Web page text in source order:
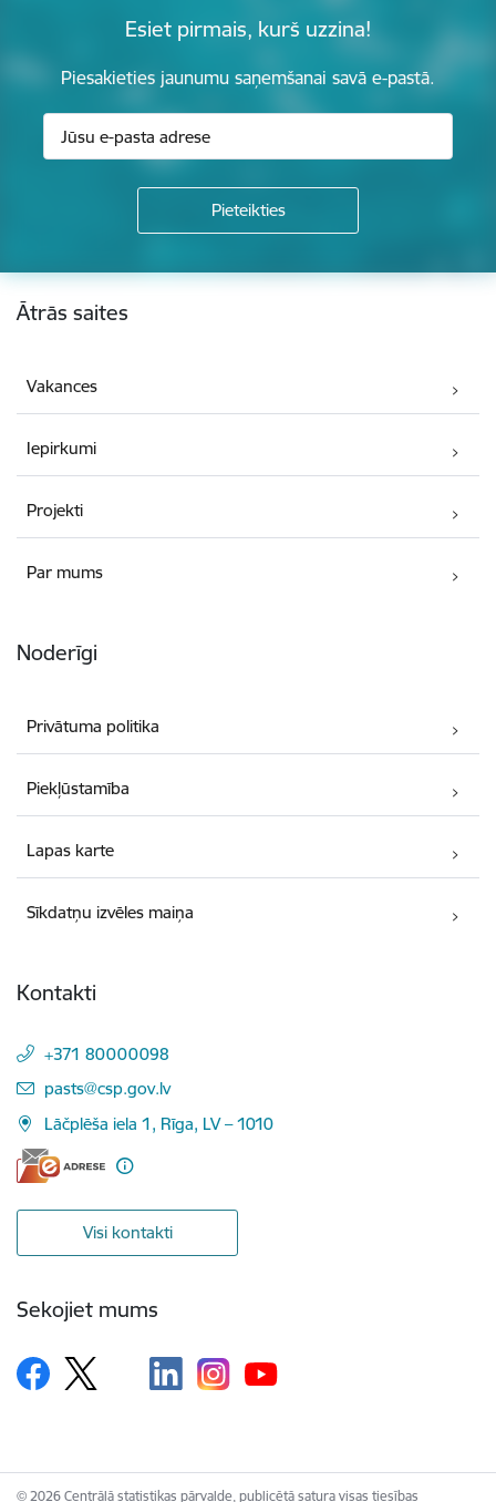
Esiet pirmais, kurš uzzina!
Piesakieties jaunumu saņemšanai savā e-pastā.
Kājene
Ātrās saites
Vakances
Iepirkumi
Projekti
Par mums
Noderīgi
Privātuma politika
Piekļūstamība
Lapas karte
Sīkdatņu izvēles maiņa
Kontakti
+371 80000098
E-pasts:
pasts@csp.gov.lv
Lāčplēša iela 1, Rīga, LV – 1010
Visi kontakti
Sekojiet mums
© 2026 Centrālā statistikas pārvalde, publicētā satura visas tiesības